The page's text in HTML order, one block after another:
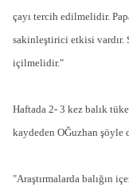
çayı tercih edilmelidir.
sakinleştirici etkisi vardır.
içilmelidir."
Haftada 2- 3 kez balık
kaydeden OĞuzhan şöyle
"Araştırmalarda balığın